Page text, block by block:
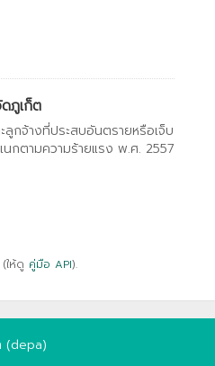
ภูเก็ต
กจ้างที่ประสบอันตรายหรือเจ็บ
นกตามความร้ายแรง พ.ศ. 2557
(ให้ดู คู่มือ API).
(depa)